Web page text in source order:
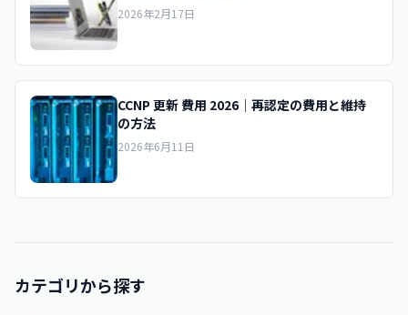
2026年2月17日
CCNP 更新 費用 2026｜再認定の費用と維持
の方法
2026年6月11日
カテゴリから探す